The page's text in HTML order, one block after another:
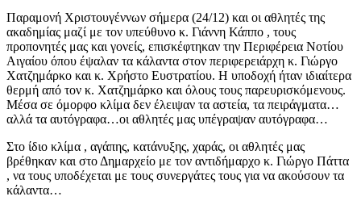
Παραμονή Χριστουγέννων σήμερα (24/12) και οι αθλητές της
ακαδημίας μαζί με τον υπεύθυνο κ. Γιάννη Κάππο , τους
προπονητές μας και γονείς, επισκέφτηκαν την Περιφέρεια Νοτίου
Αιγαίου όπου έψαλαν τα κάλαντα στον περιφερειάρχη κ. Γιώργο
Χατζημάρκο και κ. Χρήστο Ευστρατίου. Η υποδοχή ήταν ιδιαίτερα
θερμή από τον κ. Χατζημάρκο και όλους τους παρευρισκόμενους.
Μέσα σε όμορφο κλίμα δεν έλειψαν τα αστεία, τα πειράγματα…
αλλά τα αυτόγραφα…οι αθλητές μας υπέγραψαν αυτόγραφα…
Στο ίδιο κλίμα , αγάπης, κατάνυξης, χαράς, οι αθλητές μας
βρέθηκαν και στο Δημαρχείο με τον αντιδήμαρχο κ. Γιώργο Πάττα
, να τους υποδέχεται με τους συνεργάτες τους για να ακούσουν τα
κάλαντα…